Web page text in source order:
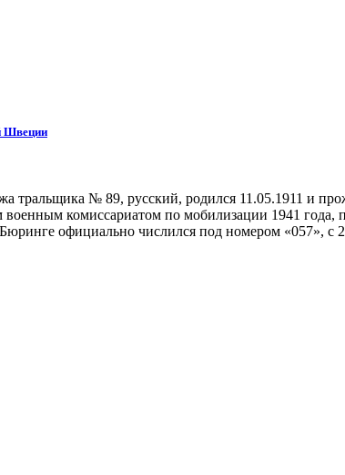
Швеции
тральщика № 89, русский, родился 11.05.1911 и
военным комиссариатом по мобилизации 1941
официально числился под номером «057», с